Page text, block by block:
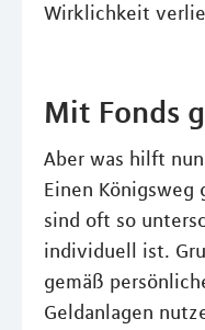
Wirklichkeit
Mit Fonds
Aber was hilft
Einen Königsweg
sind oft so
individuell ist.
gemäß
Geldanlagen